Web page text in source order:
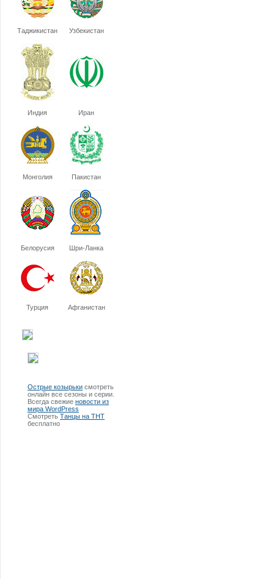
Таджикистан Узбекистан
Индия Иран
Монголия Пакистан
Белорусия Шри-Ланка
Турция Афганистан
Острые козырьки смотреть
онлайн все сезоны и серии.
Всегда свежие новости из
мира WordPress
Смотреть Танцы на ТНТ
бесплатно